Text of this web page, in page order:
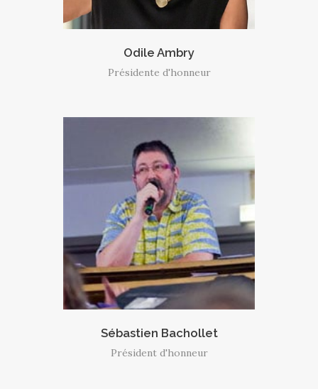
Odile Ambry
Présidente d'honneur
Sébastien Bachollet
Président d'honneur